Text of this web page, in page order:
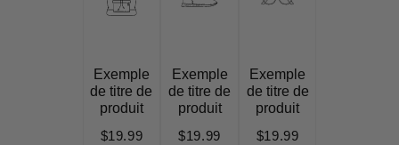
Exemple
de titre de
produit
$19.99
Exemple
de titre de
produit
$19.99
Exemple
de titre de
produit
$19.99